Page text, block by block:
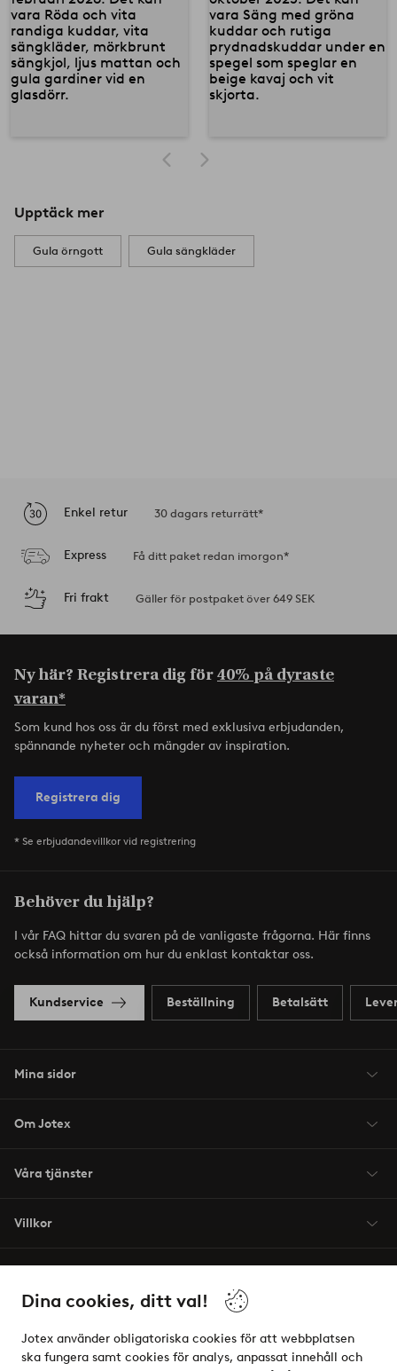
Dina cookies, ditt val!
Jotex använder obligatoriska cookies för att webbplatsen
ska fungera samt cookies för analys, anpassat innehåll och
Upptäck mer
Gula örngott Gula sängkläder
Enkel retur 30 dagars returrätt*
Express Få ditt paket redan imorgon*
Fri frakt Gäller för postpaket över 649 SEK
Ny här? Registrera dig för40% på dyraste
varan*
Som kund hos oss är du först med exklusiva erbjudanden,
spännande nyheter och mängder av inspiration.
Registrera dig
* Se erbjudandevillkor vid registrering
Behöver du hjälp?
I vår FAQ hittar du svaren på de vanligaste frågorna. Här finns
också information om hur du enklast kontaktar oss.
Kundservice Beställning Betalsätt
Mina sidor
Om Jotex
Våra tjänster
Villkor